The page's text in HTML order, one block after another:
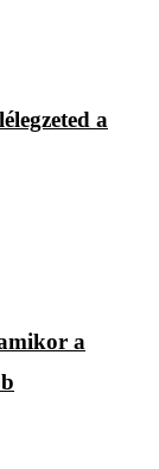
a
a